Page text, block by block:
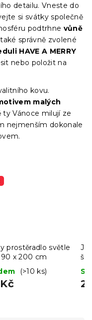
detailu. Vneste do
si svátky společně
podtrhne vůně
správně zvolené
HAVE A MERRY
nebo položit na
kovu.
malých
ty Vánoce milují ze
nejmenším dokonale
prostěradlo světle
x 200 cm
(>10 ks)